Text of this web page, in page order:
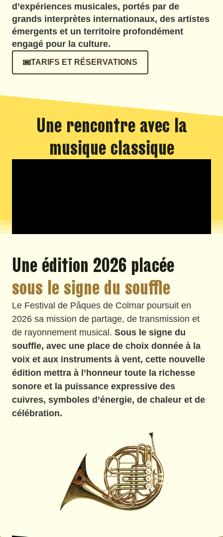
d’expériences musicales, portés par de
grands interprètes internationaux, des artistes
émergents et un territoire profondément
engagé pour la culture.
TARIFS ET RÉSERVATIONS
Une rencontre avec la
musique classique
Une édition 2026 placée
sous le signe du souffle
Le Festival de Pâques de Colmar poursuit en
2026 sa mission de partage, de transmission et
de rayonnement musical. Sous le signe du
souffle, avec une place de choix donnée à la
voix et aux instruments à vent, cette nouvelle
édition mettra à l’honneur toute la richesse
sonore et la puissance expressive des
cuivres, symboles d’énergie, de chaleur et de
célébration.